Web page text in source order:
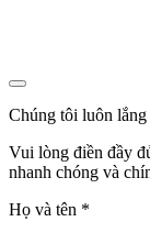
Chúng tôi luôn
Vui lòng điền đầy
nhanh chóng và
Họ và tên *